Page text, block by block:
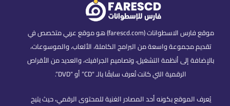
موقع فارس الاسطوانات (farescd.com) هو موقع عربي متخصص في
تقديم مجموعة واسعة من البرامج الكاملة، الألعاب، والموسوعات،
بالإضافة إلى أنظمة التشغيل، وتصاميم الجرافيك، والعديد من الأقراص
الرقمية التي كانت تُعرف سابقًا بالـ “CD” أو “DVD”.
يُعرف الموقع بكونه أحد المصادر الغنية للمحتوى الرقمي، حيث يتيح